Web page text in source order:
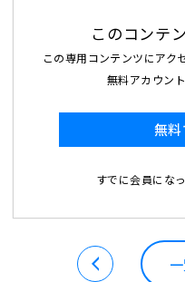
このコンテ
この専用コンテンツにア
無料アカウン
無
すでに会員にな